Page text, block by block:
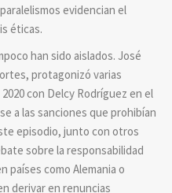
evidencian el
éticas.
han sido aislados. José
protagonizó varias
con Delcy Rodríguez en el
a las sanciones que prohibían
episodio, junto con otros
sobre la responsabilidad
países como Alemania o
derivar en renuncias